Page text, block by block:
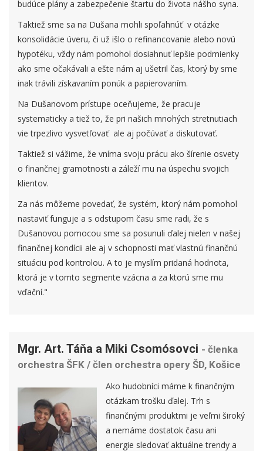
budúce plány a zabezpečenie štartu do života nášho syna.
Taktiež sme sa na Dušana mohli spoľahnúť v otázke
konsolidácie úveru, či už išlo o refinancovanie alebo novú
hypotéku, vždy nám pomohol dosiahnuť lepšie podmienky
ako sme očakávali a ešte nám aj ušetril čas, ktorý by sme
inak trávili získavaním ponúk a papierovaním.
Na Dušanovom prístupe oceňujeme, že pracuje
systematicky a tiež to, že pri našich mnohých stretnutiach
vie trpezlivo vysvetľovať ale aj počúvať a diskutovať.
Taktiež si vážime, že vníma svoju prácu ako šírenie osvety
o finančnej gramotnosti a záleží mu na úspechu svojich
klientov.
Za nás môžeme povedať, že systém, ktorý nám pomohol
nastaviť funguje a s odstupom času sme radi, že s
Dušanovou pomocou sme sa posunuli ďalej nielen v našej
finančnej kondícii ale aj v schopnosti mať vlastnú finančnú
situáciu pod kontrolou. A to je myslím pridaná hodnota,
ktorá je v tomto segmente vzácna a za ktorú sme mu
vďační."
Mgr. Art. Táňa a Miki Csomósovci - členka
orchestra ŠFK / člen orchestra opery ŠD, Košice
Ako hudobníci máme k finančným
otázkam trošku ďalej. Trh s
finančnými produktmi je veľmi široký
a nemáme dostatok času ani
energie sledovať aktuálne trendy a